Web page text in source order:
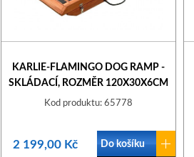
KARLIE-FLAMINGO DOG RAMP -
SKLÁDACÍ, ROZMĚR 120X30X6CM
Kod produktu: 65778
2 199,00 Kč Do košíku